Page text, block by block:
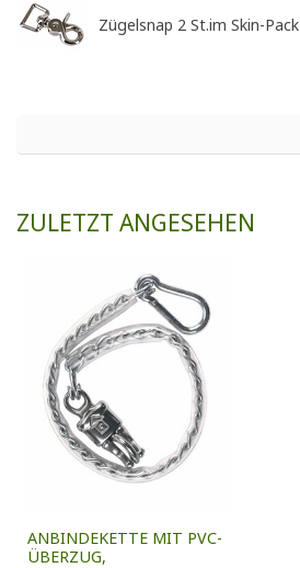
Zügelsnap 2 St.im Skin-Pack
ZULETZT ANGESEHEN
ANBINDEKETTE MIT PVC-
ÜBERZUG,